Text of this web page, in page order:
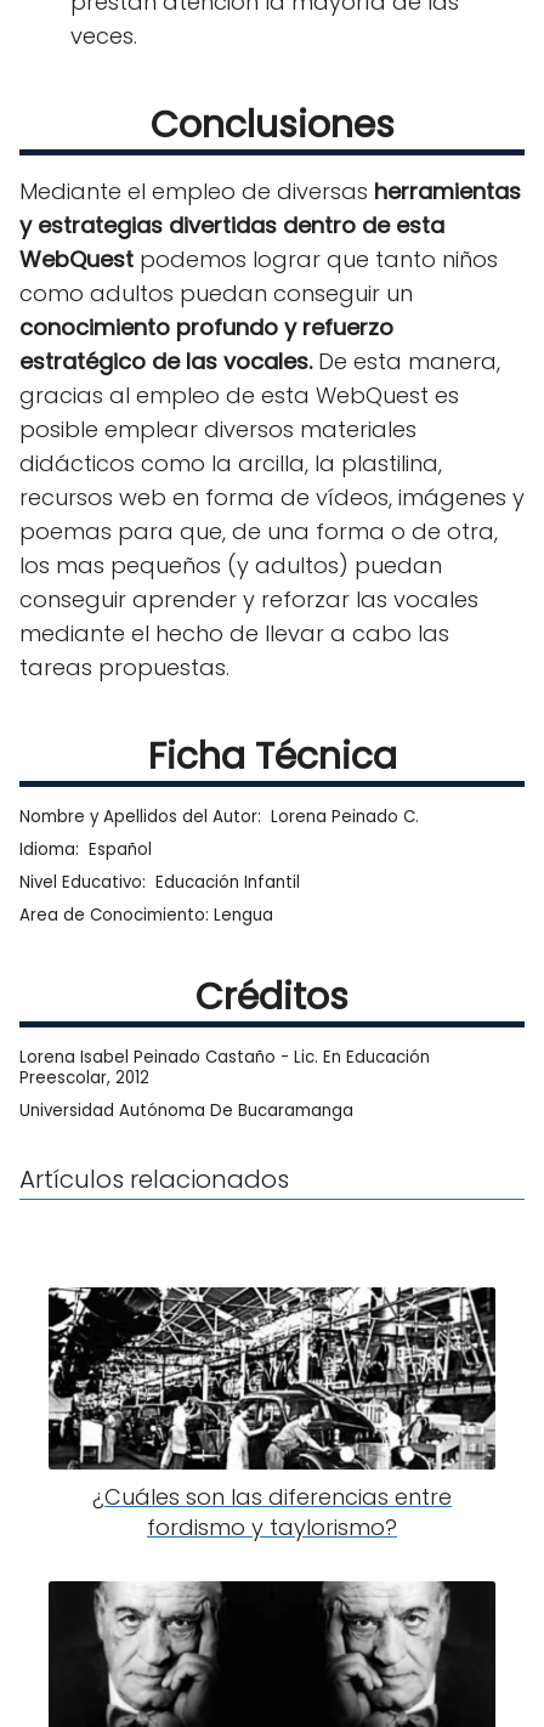
veces.
Conclusiones
Mediante el empleo de diversas herramientas
y estrategias divertidas dentro de esta
WebQuest podemos lograr que tanto niños
como adultos puedan conseguir un
conocimiento profundo y refuerzo
estratégico de las vocales.De esta manera,
gracias al empleo de esta WebQuest es
posible emplear diversos materiales
didácticos como la arcilla, la plastilina,
recursos web en forma de vídeos, imágenes y
poemas para que, de una forma o de otra,
los mas pequeños (y adultos) puedan
conseguir aprender y reforzar las vocales
mediante el hecho de llevar a cabo las
tareas propuestas.
Ficha Técnica
Nombre y Apellidos del Autor: Lorena Peinado C.
Idioma: Español
Nivel Educativo: Educación Infantil
Area de Conocimiento: Lengua
Créditos
Lorena Isabel Peinado Castaño - Lic. En Educación
Preescolar, 2012
Universidad Autónoma De Bucaramanga
Artículos relacionados
¿Cuáles son las diferencias entre
fordismo y taylorismo?